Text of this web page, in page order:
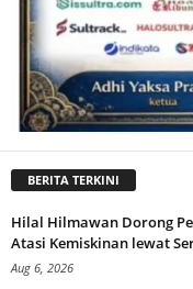
BERITA TERKINI
Hilal Hilmawan Dorong
Atasi Kemiskinan lewat
Aug 6, 2026